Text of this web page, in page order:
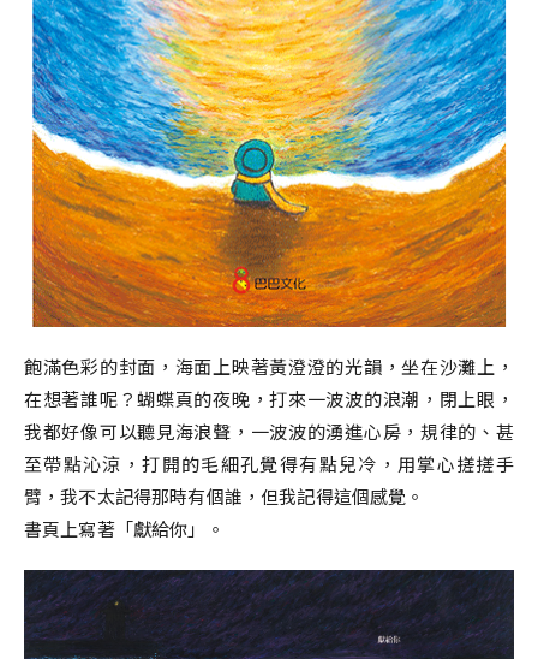
飽滿色彩的封面，海面上映著黃澄澄的光韻，坐在沙灘上，
在想著誰呢？蝴蝶頁的夜晚，打來一波波的浪潮，閉上眼，
我都好像可以聽見海浪聲，一波波的湧進心房，規律的、甚
至帶點沁涼，打開的毛細孔覺得有點兒冷，用掌心搓搓手
臂，我不太記得那時有個誰，但我記得這個感覺。
書頁上寫著「獻給你」。